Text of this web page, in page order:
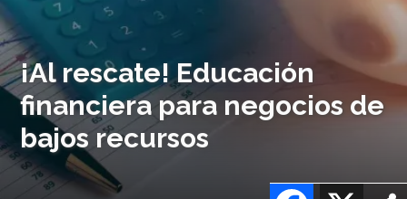
¡Al rescate! Educación
financiera para negocios de
bajos recursos
X
Facebook